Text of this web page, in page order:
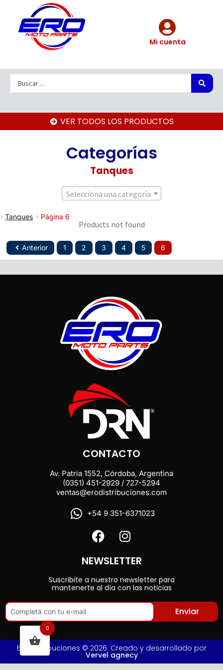
Mi cuenta
VER TODOS LOS PRODUCTOS
Categorías
Tanques
Selecciona una categoría
Tanques Página 6
Products not found
Anterior 1 2 3 4 5 6
CONTACTO
Av. Patria 1552, Córdoba, Argentina
(0351) 451-2929 / 727-5294
ventas@erodistribuciones.com
+54 9 351-6371023
NEWSLETTER
Suscribite a nuestro newsletter para
mantenerte al día con las noticias
Enviar
Ero Distribuciones © 2026. Creado y desarrollado por
Vervel agnecy
0